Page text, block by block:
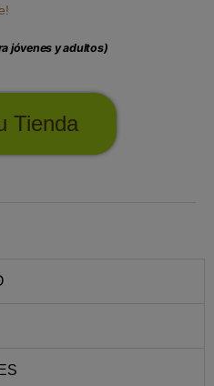
jóvenes y adultos)
Tienda